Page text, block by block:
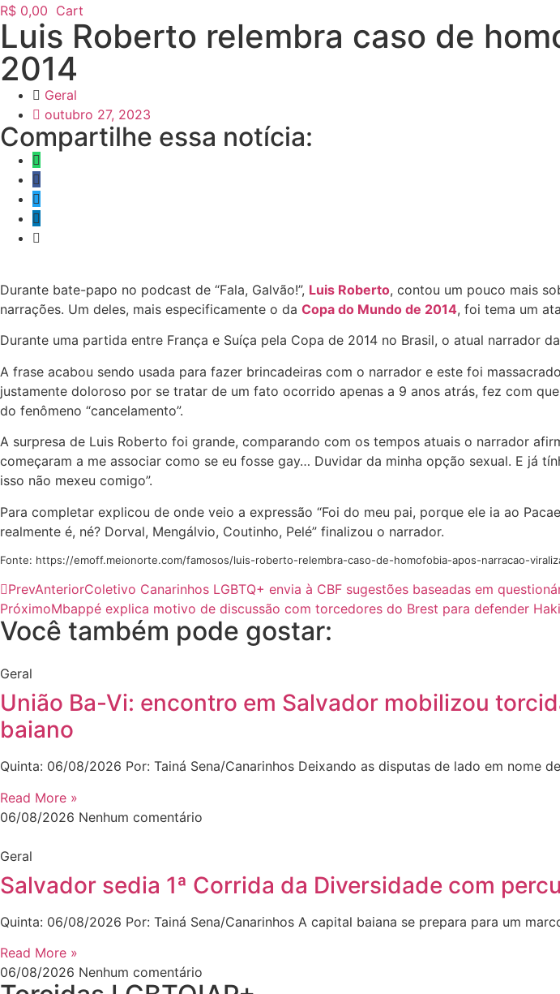
R$ 0,00 Cart
Luis Roberto relembra caso de
2014
Geral
outubro 27, 2023
Compartilhe essa notícia:
Durante bate-papo no podcast de “Fala, Galvão!”, Luis Roberto, contou um pouco mais
narrações. Um deles, mais especificamente o da Copa do Mundo de 2014, foi tema um
Durante uma partida entre França e Suíça pela Copa de 2014 no Brasil, o atual narrador
A frase acabou sendo usada para fazer brincadeiras com o narrador e este foi
justamente doloroso por se tratar de um fato ocorrido apenas a 9 anos atrás, fez com
do fenômeno “cancelamento”.
A surpresa de Luis Roberto foi grande, comparando com os tempos atuais o narrador
começaram a me associar como se eu fosse gay… Duvidar da minha opção sexual. E já
isso não mexeu comigo”.
Para completar explicou de onde veio a expressão “Foi do meu pai, porque ele ia ao
realmente é, né? Dorval, Mengálvio, Coutinho, Pelé” finalizou o narrador.
Fonte: https://emoff.meionorte.com/famosos/luis-roberto-relembra-caso-de-homofobia-apos-narracao-
PrevAnteriorColetivo Canarinhos LGBTQ+ envia à CBF sugestões baseadas em
PróximoMbappé explica motivo de discussão com torcedores do Brest para defender
Você também pode gostar:
Geral
União Ba-Vi: encontro em Salvador mobilizou
baiano
Quinta: 06/08/2026 Por: Tainá Sena/Canarinhos Deixando as disputas de lado em nome
Read More »
06/08/2026 Nenhum comentário
Geral
Salvador sedia 1ª Corrida da Diversidade com
Quinta: 06/08/2026 Por: Tainá Sena/Canarinhos A capital baiana se prepara para um
Read More »
06/08/2026 Nenhum comentário